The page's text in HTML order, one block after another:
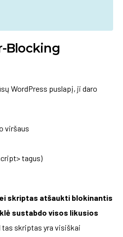
Blocking
WordPress puslapį, ji daro
viršaus
tagus)
skriptas atšaukti blokinantis
sustabdo visos likusios
tas skriptas yra visiškai